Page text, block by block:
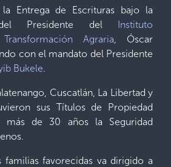
Entrega de Escrituras bajo la
del Presidente del Instituto
Agraria, Óscar
con el mandato del Presidente
Bukele.
Cuscatlán, La Libertad y
sus Títulos de Propiedad
más de 30 años la Seguridad
familias favorecidas va dirigido a